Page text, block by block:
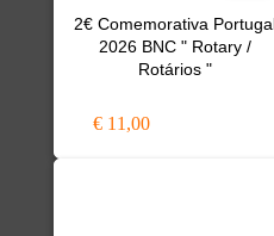
2€ Comemorativa Portugal
2026 BNC " Rotary /
Rotários "
€ 11,00